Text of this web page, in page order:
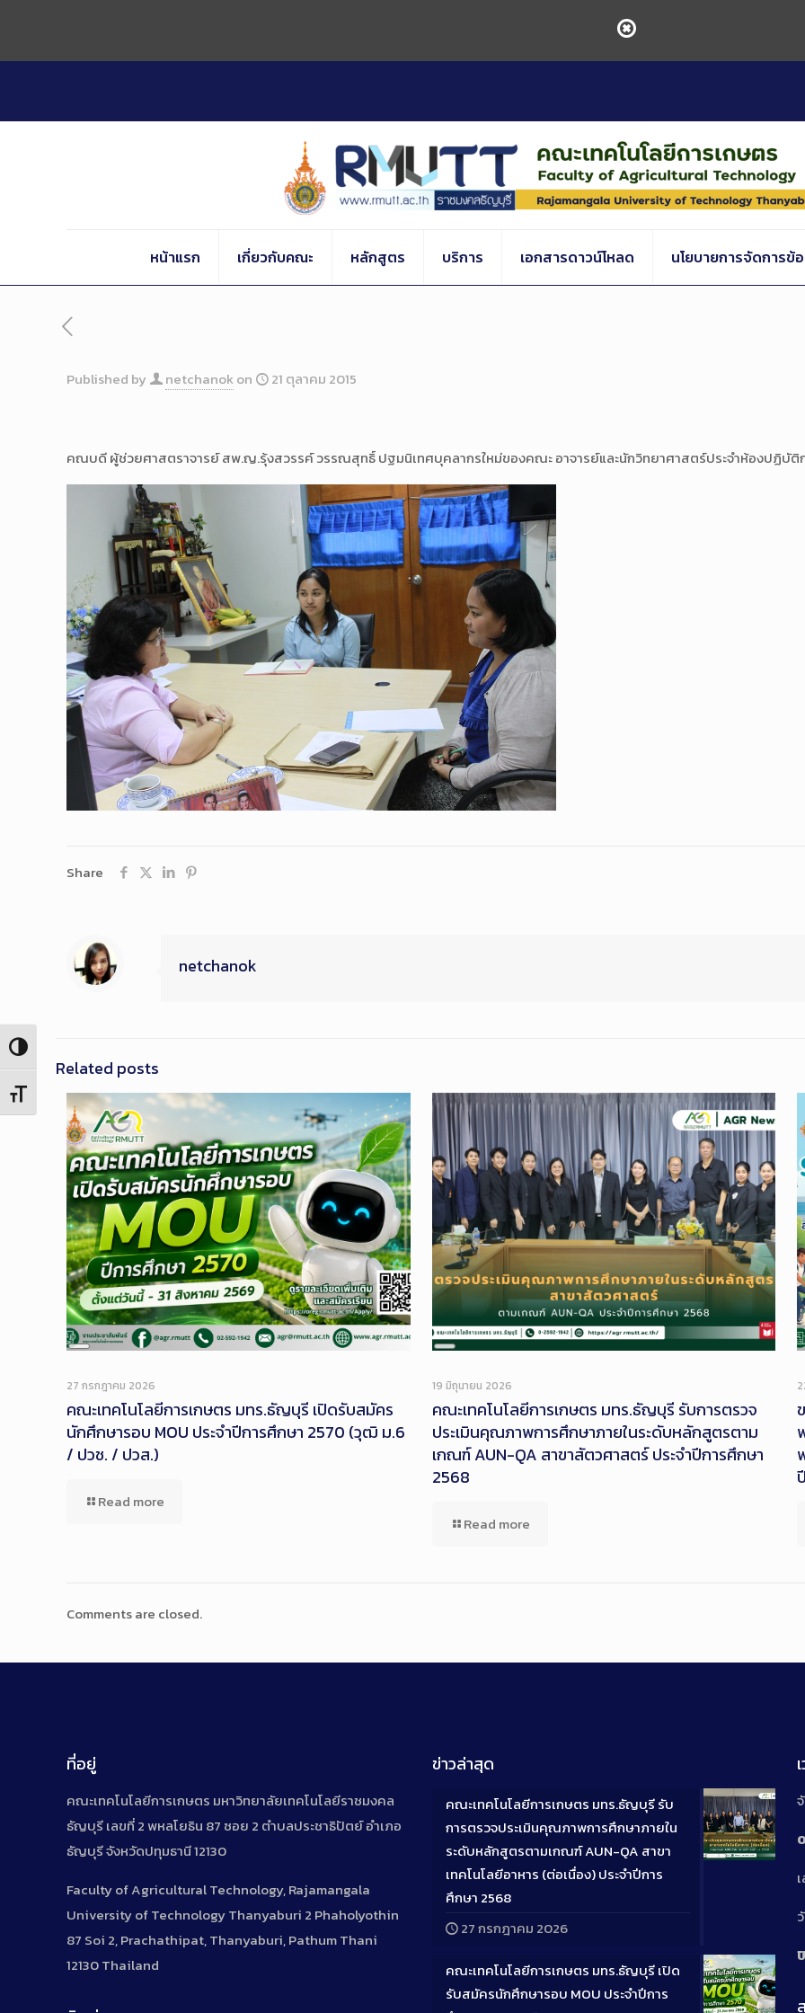
Content
Toggle High Contrast
Toggle Font size
หน้าแรก เกี่ยวกับคณะ หลักสูตร บริการ เอกสารดาวน์โหลด นโยบายการจัดการข้
Published by netchanokon 21 ตุลาคม 2015
คณบดี ผู้ช่วยศาสตราจารย์ สพ.ญ.รุ้งสวรรค์ วรรณสุทธิ์ ปฐมนิเทศบุคลากรใหม่ของคณะ อาจารย์และนักวิทยาศาสตร์ประจำห้องปฏิบัติก
Share
netchanok
Related posts
Long
27 กรกฎาคม 2026
คณะเทคโนโลยีการเกษตร มทร.ธัญบุรี เปิดรับสมัคร
นักศึกษารอบ MOU ประจำปีการศึกษา 2570 (วุฒิ ม.6
/ ปวช. / ปวส.)
Read more
Long
19 มิถุนายน 2026
คณะเทคโนโลยีการเกษตร มทร.ธัญบุรี รับการตรวจ
ประเมินคุณภาพการศึกษาภายในระดับหลักสูตรตาม
เกณฑ์ AUN-QA สาขาสัตวศาสตร์ ประจำปีการศึกษา
2568
Read more
Comments are closed.
ที่อยู่
คณะเทคโนโลยีการเกษตร มหาวิทยาลัยเทคโนโลยีราชมงคล
ธัญบุรี เลขที่ 2 พหลโยธิน 87 ซอย 2 ตำบลประชาธิปัตย์ อำเภอ
ธัญบุรี จังหวัดปทุมธานี 12130
Faculty of Agricultural Technology, Rajamangala
University of Technology Thanyaburi 2 Phaholyothin
87 Soi 2, Prachathipat, Thanyaburi, Pathum Thani
12130 Thailand
ข่าวล่าสุด
Long
คณะเทคโนโลยีการเกษตร มทร.ธัญบุรี รับ
การตรวจประเมินคุณภาพการศึกษาภายใน
ระดับหลักสูตรตามเกณฑ์ AUN-QA สาขา
เทคโนโลยีอาหาร (ต่อเนื่อง) ประจำปีการ
ศึกษา 2568
27 กรกฎาคม 2026
คณะเทคโนโลยีการเกษตร มทร.ธัญบุรี เปิด
รับสมัครนักศึกษารอบ MOU ประจำปีการ